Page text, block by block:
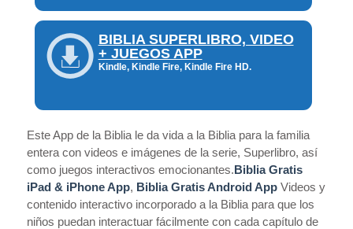
BIBLIA SUPERLIBRO, VIDEO
+ JUEGOS APP
Kindle, Kindle Fire, Kindle Fire HD.
Este App de la Biblia le da vida a la Biblia para la familia
entera con videos e imágenes de la serie, Superlibro, así
como juegos interactivos emocionantes. Biblia Gratis
iPad & iPhone App, Biblia Gratis Android App Videos y
contenido interactivo incorporado a la Biblia para que los
niños puedan interactuar fácilmente con cada capítulo de